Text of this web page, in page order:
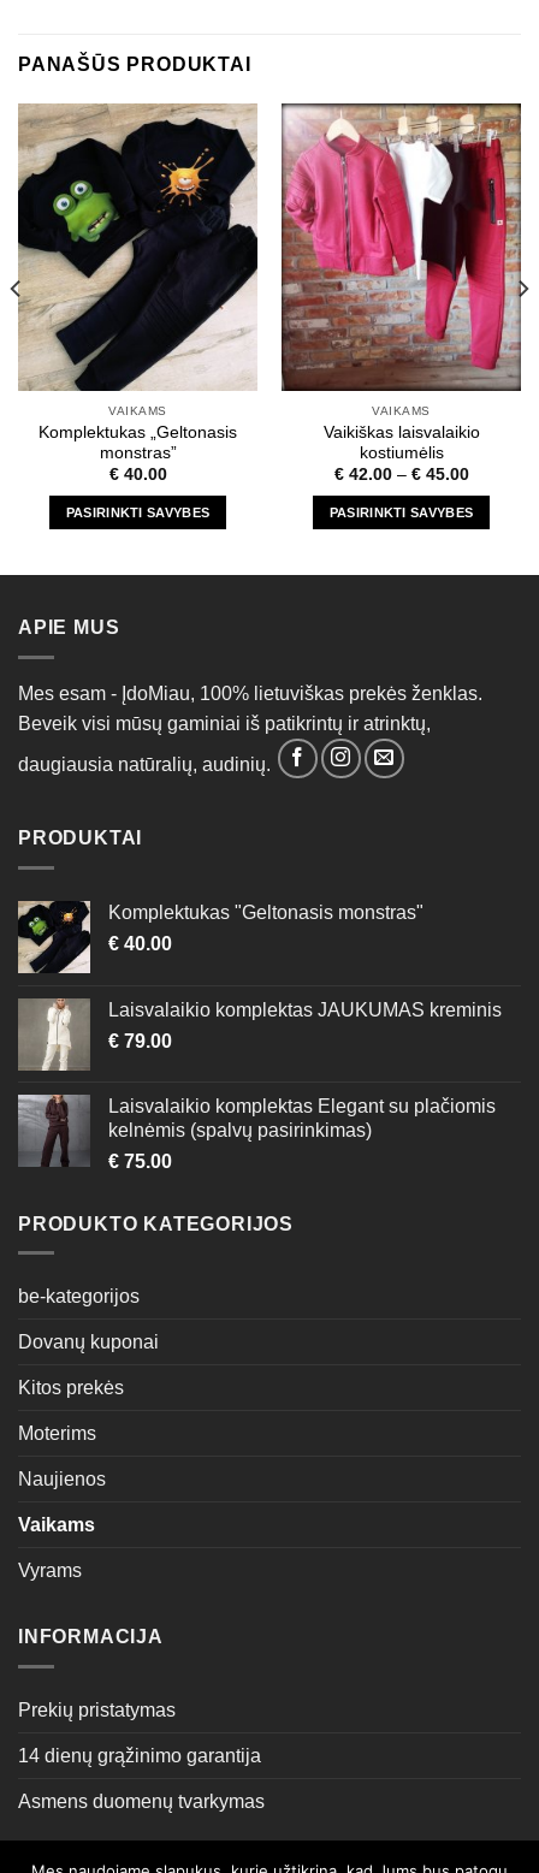
PANAŠŪS PRODUKTAI
VAIKAMS
Komplektukas „Geltonasis
monstras”
€40.00
PASIRINKTI SAVYBES
options
may
chosen
product
VAIKAMS
Vaikiškas laisvalaikio
kostiumėlis
€42.00– €45.00
PASIRINKTI SAVYBES
options
may
be
chosen
APIE MUS
Mes esam - ĮdoMiau, 100% lietuviškas prekės ženklas.
Beveik visi mūsų gaminiai iš patikrintų ir atrinktų,
daugiausia natūralių, audinių.
PRODUKTAI
Komplektukas "Geltonasis monstras"
€ 40.00
Laisvalaikio komplektas JAUKUMAS kreminis
€ 79.00
Laisvalaikio komplektas Elegant su plačiomis
kelnėmis (spalvų pasirinkimas)
€ 75.00
PRODUKTO KATEGORIJOS
be-kategorijos
Dovanų kuponai
Kitos prekės
Moterims
Naujienos
Vaikams
Vyrams
INFORMACIJA
Prekių pristatymas
14 dienų grąžinimo garantija
Asmens duomenų tvarkymas